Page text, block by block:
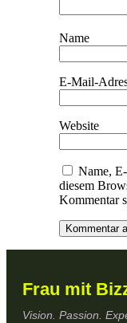
Name
E-Mail-
Website
Name,
diesem
Kommentar
Frau mit
Vision. Passion.